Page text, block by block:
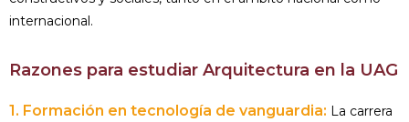
internacional.
Razones para estudiar Arquitectura en la UAG
1. Formación en tecnología de vanguardia: La carrera